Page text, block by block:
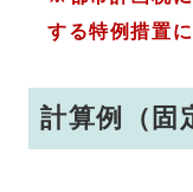
する特例措置に
計算例（固